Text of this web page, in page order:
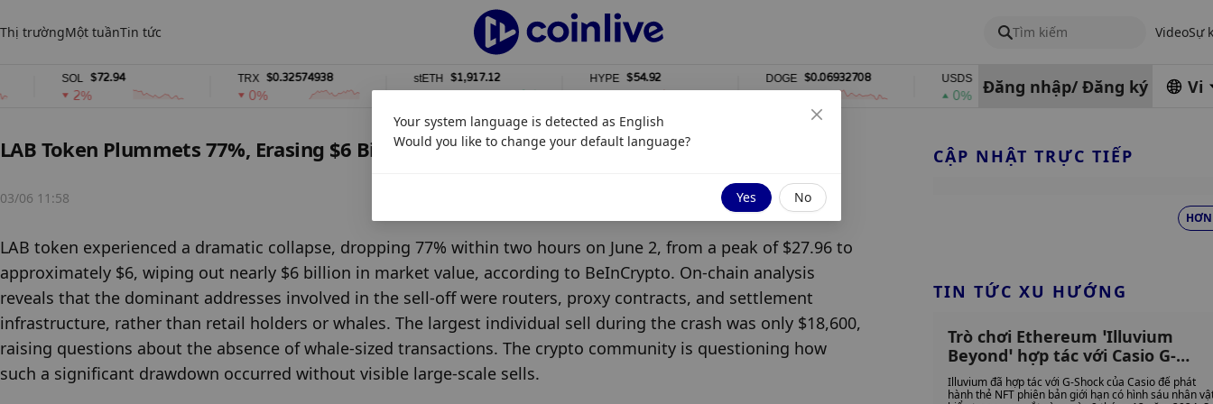
Thị trườngMột tuầnTin tức Tìm kiếm VideoSự
SOL $72.94
2%
TRX $0.32574938
0%
stETH $1,917.12
0%
HYPE $54.92
0%
DOGE $0.06932708
1%
USDS $0.99995286
0%
RAIN $0.01335723
1%
Đăng nhập/ Đăng ký Vi
LAB Token Plummets 77%, Erasing $6 Billion in Market Value
03/06 11:58
LAB token experienced a dramatic collapse, dropping 77% within two hours on June 2, from a peak of $27.96 to
approximately $6, wiping out nearly $6 billion in market value, according to BeInCrypto. On-chain analysis
reveals that the dominant addresses involved in the sell-off were routers, proxy contracts, and settlement
infrastructure, rather than retail holders or whales. The largest individual sell during the crash was only $18,600,
raising questions about the absence of whale-sized transactions. The crypto community is questioning how
such a significant drawdown occurred without visible large-scale sells.
CẬP NHẬT TRỰC TIẾP
HƠN
TIN TỨC XU HƯỚNG
Trò chơi Ethereum ‘Illuvium
Beyond’ hợp tác với Casio G-
Shock để ra mắt thẻ NFT độc
quyền và bộ sưu tập đồng hồ
Illuvium đã hợp tác với G-Shock của Casio để phát
hành thẻ NFT phiên bản giới hạn có hình sáu nhân
Your system language is detected as English
Would you like to change your default language?
Yes No